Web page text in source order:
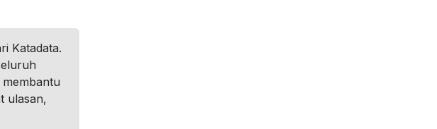
Katadata.
ulasan,